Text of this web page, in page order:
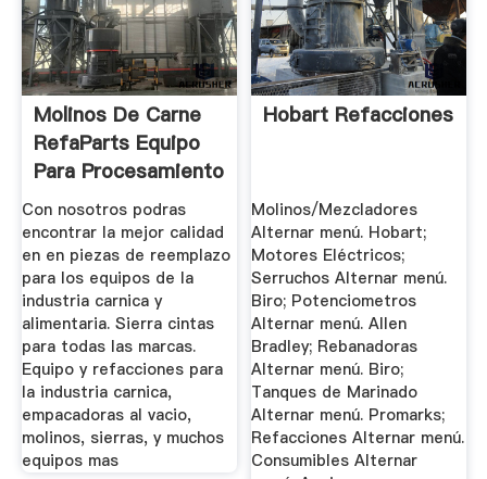
Molinos De Carne
RefaParts Equipo
Para Procesamiento
...
Con nosotros podras
encontrar la mejor calidad
en en piezas de reemplazo
para los equipos de la
industria carnica y
alimentaria. Sierra cintas
para todas las marcas.
Equipo y refacciones para
la industria carnica,
empacadoras al vacio,
molinos, sierras, y muchos
equipos mas
Hobart Refacciones
Molinos/Mezcladores
Alternar menú. Hobart;
Motores Eléctricos;
Serruchos Alternar menú.
Biro; Potenciometros
Alternar menú. Allen
Bradley; Rebanadoras
Alternar menú. Biro;
Tanques de Marinado
Alternar menú. Promarks;
Refacciones Alternar menú.
Consumibles Alternar